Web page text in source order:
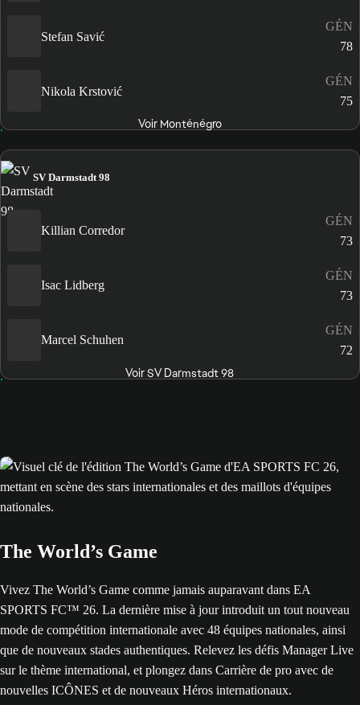
Stefan Savić
GÉN
78
Nikola Krstović
GÉN
75
Voir Monténégro
SV Darmstadt 98
Killian Corredor
GÉN
73
Isac Lidberg
GÉN
73
Marcel Schuhen
GÉN
72
Voir SV Darmstadt 98
The World’s Game
Vivez The World’s Game comme jamais auparavant dans EA
SPORTS FC™ 26. La dernière mise à jour introduit un tout nouveau
mode de compétition internationale avec 48 équipes nationales, ainsi
que de nouveaux stades authentiques. Relevez les défis Manager Live
sur le thème international, et plongez dans Carrière de pro avec de
nouvelles ICÔNES et de nouveaux Héros internationaux.